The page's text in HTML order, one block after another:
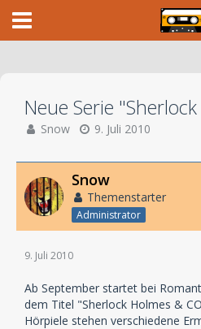
Neue Serie
Snow 9. Juli 2010
Snow
Themenstarter
Administrator
9. Juli 2010
Ab September startet bei
dem Titel "Sherlock Holmes &
Hörpiele stehen verschiedene